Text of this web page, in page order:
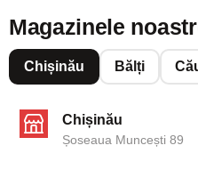
Magazinele
Chișinău Bălți
Chișinău
Șoseaua Muncești 89